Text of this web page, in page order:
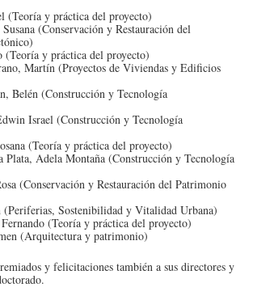
(Teoría y práctica del proyecto)
(Conservación y Restauración del
(Teoría y práctica del proyecto)
Martín (Proyectos de Viviendas y Edificios
Belén (Construcción y Tecnología
Israel (Construcción y Tecnología
(Teoría y práctica del proyecto)
Plata, Adela Montaña (Construcción y Tecnología
(Conservación y Restauración del Patrimonio
Sostenibilidad y Vitalidad Urbana)
(Teoría y práctica del proyecto)
(Arquitectura y patrimonio)
y felicitaciones también a sus directores y